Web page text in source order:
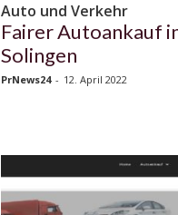
Auto und Verkehr
Fairer Autoankauf
Solingen
PrNews24 - 12. April 2022